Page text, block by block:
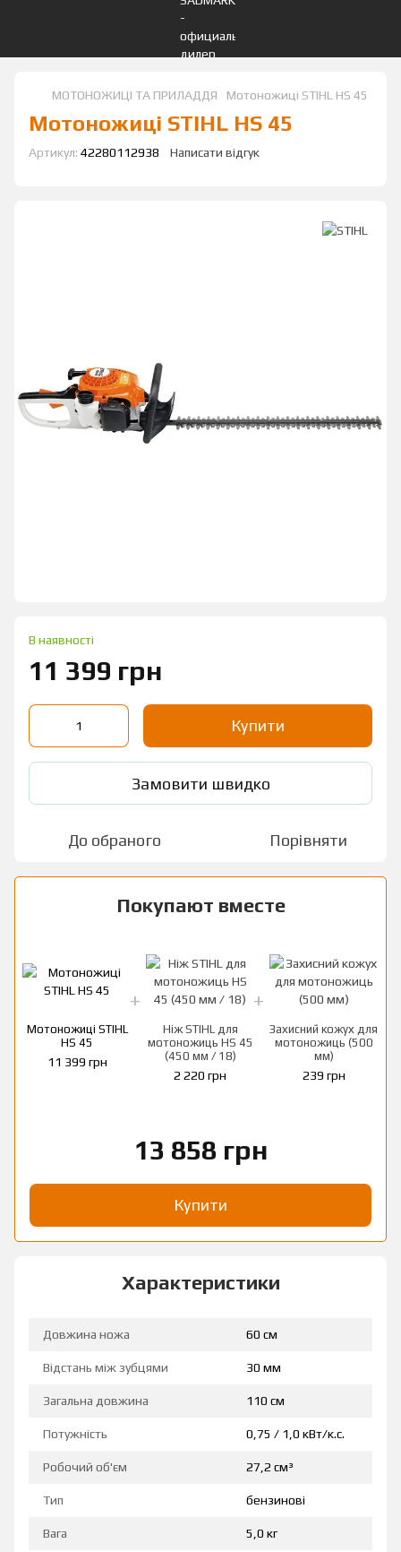
МОТОНОЖИЦІ ТА ПРИЛАДДЯ Мотоножиці STIHL HS 45
Мотоножиці STIHL HS 45
Артикул: 42280112938 Написати відгук
В наявності
11 399 грн
Купити
Замовити швидко
До обраного Порівняти
Покупают вместе
Мотоножиці STIHL
HS 45
11 399 грн
Ніж STIHL для
мотоножиць HS 45
(450 мм / 18)
2 220 грн
Захисний кожух для
мотоножиць (500
мм)
239 грн
13 858 грн
Купити
Характеристики
Довжина ножа 60 см
Відстань між зубцями 30 мм
Загальна довжина 110 см
Потужність 0,75 / 1,0 кВт/к.с.
Робочий об'єм 27,2 см³
Тип бензинові
Вага 5,0 кг